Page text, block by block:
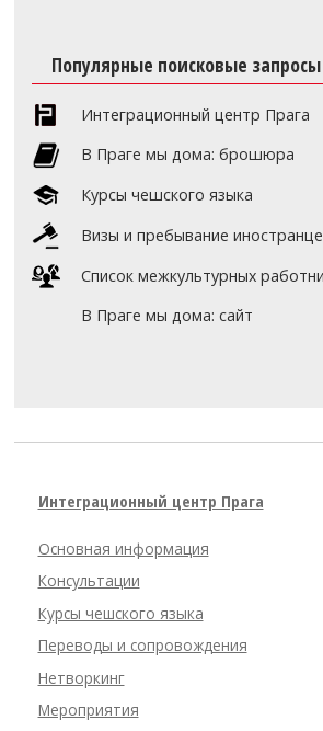
Популярные поисковые запросы
Интеграционный центр Прага
В Праге мы дома: брошюра
Курсы чешского языка
Визы и пребывание
Список межкультурных
В Праге мы дома: сайт
Интеграционный центр Прага
Основная информация
Консультации
Курсы чешского языка
Переводы и сопровождения
Нетворкинг
Мероприятия